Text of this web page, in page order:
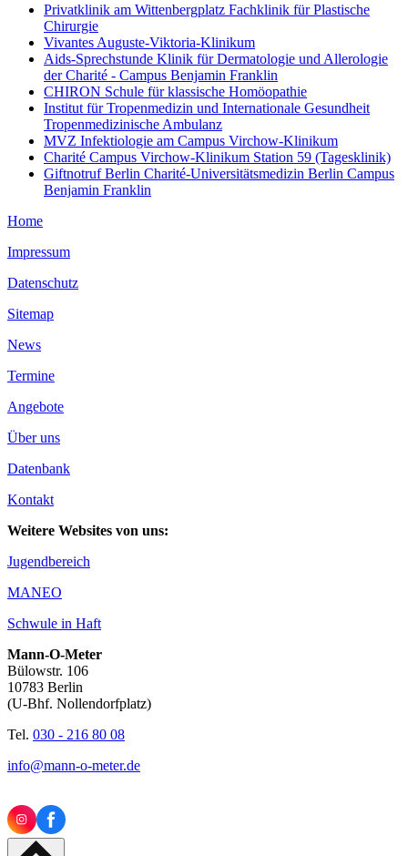
Privatklinik am Wittenbergplatz Fachklinik für Plastische
Chirurgie
Vivantes Auguste-Viktoria-Klinikum
Aids-Sprechstunde Klinik für Dermatologie und Allerologie
der Charité - Campus Benjamin Franklin
CHIRON Schule für klassische Homöopathie
Institut für Tropenmedizin und Internationale Gesundheit
Tropenmedizinische Ambulanz
MVZ Infektiologie am Campus Virchow-Klinikum
Charité Campus Virchow-Klinikum Station 59 (Tagesklinik)
Giftnotruf Berlin Charité-Universitätsmedizin Berlin Campus
Benjamin Franklin
Home
Impressum
Datenschutz
Sitemap
News
Termine
Angebote
Über uns
Datenbank
Kontakt
Weitere Websites von uns:
Jugendbereich
MANEO
Schwule in Haft
Mann-O-Meter
Bülowstr. 106
10783 Berlin
(U-Bhf. Nollendorfplatz)
Tel. 030 - 216 80 08
info@mann-o-meter.de